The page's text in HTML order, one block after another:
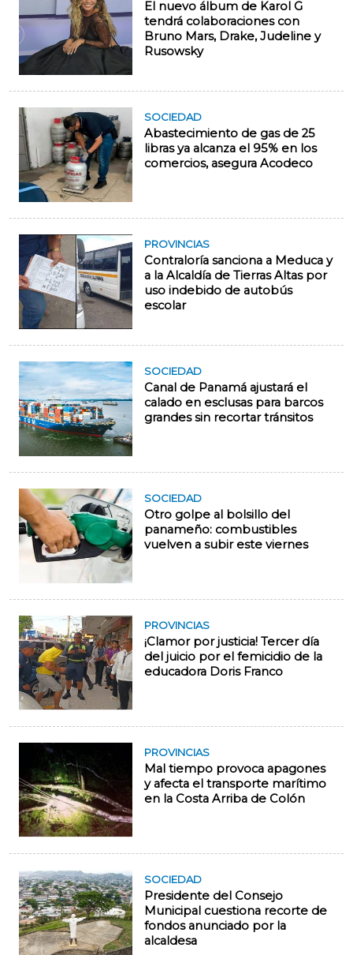
El nuevo álbum de Karol G
tendrá colaboraciones con
Bruno Mars, Drake, Judeline y
Rusowsky
SOCIEDAD
Abastecimiento de gas de 25
libras ya alcanza el 95% en los
comercios, asegura Acodeco
PROVINCIAS
Contraloría sanciona a Meduca y
a la Alcaldía de Tierras Altas por
uso indebido de autobús
escolar
SOCIEDAD
Canal de Panamá ajustará el
calado en esclusas para barcos
grandes sin recortar tránsitos
SOCIEDAD
Otro golpe al bolsillo del
panameño: combustibles
vuelven a subir este viernes
PROVINCIAS
¡Clamor por justicia! Tercer día
del juicio por el femicidio de la
educadora Doris Franco
PROVINCIAS
Mal tiempo provoca apagones
y afecta el transporte marítimo
en la Costa Arriba de Colón
SOCIEDAD
Presidente del Consejo
Municipal cuestiona recorte de
fondos anunciado por la
alcaldesa